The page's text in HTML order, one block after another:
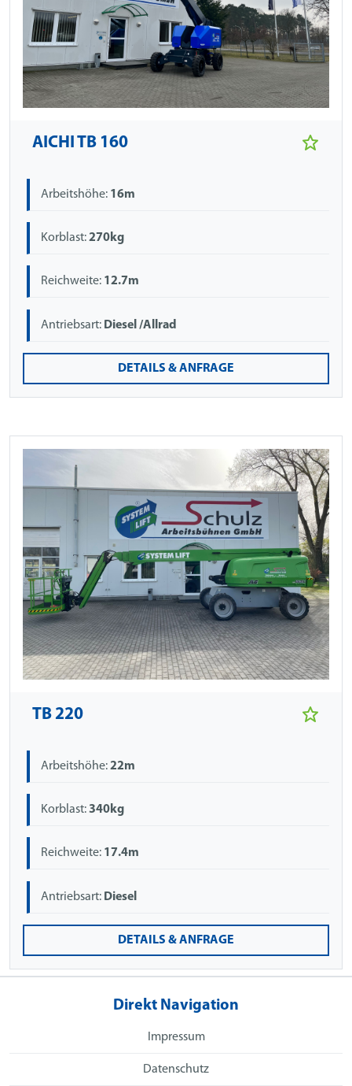
AICHI TB 160
Arbeitshöhe: 16m
Korblast:270kg
Reichweite: 12.7m
Antriebsart: Diesel /Allrad
DETAILS & ANFRAGE
TB 220
Arbeitshöhe:22m
Korblast:340kg
Reichweite: 17.4m
Antriebsart: Diesel
DETAILS & ANFRAGE
Direkt Navigation
Impressum
Datenschutz